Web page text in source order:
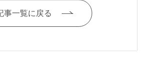
事一覧に戻る